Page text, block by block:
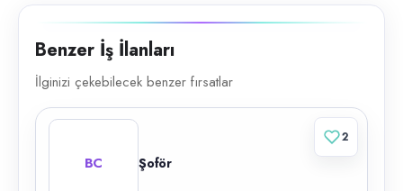
Benzer İş İlanları
İlginizi çekebilecek benzer fırsatlar
BC Şoför
2